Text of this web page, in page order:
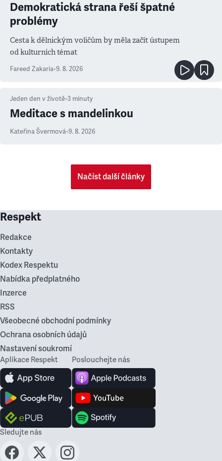
Demokratická strana řeší špatné
problémy
Cesta k dělnickým voličům by měla začít ústupem
od kulturních témat
Fareed Zakaria•9. 8. 2026
Jeden den v životě•3 minuty
Meditace s mandelinkou
Kateřina Švermová•9. 8. 2026
Načíst další články
Respekt
Redakce
Kontakty
Kodex Respektu
Nabídka předplatného
Inzerce
RSS
Všeobecné obchodní podmínky
Ochrana osobních údajů
Nastavení soukromí
Aplikace Respekt Poslouchejte nás
Sledujte nás